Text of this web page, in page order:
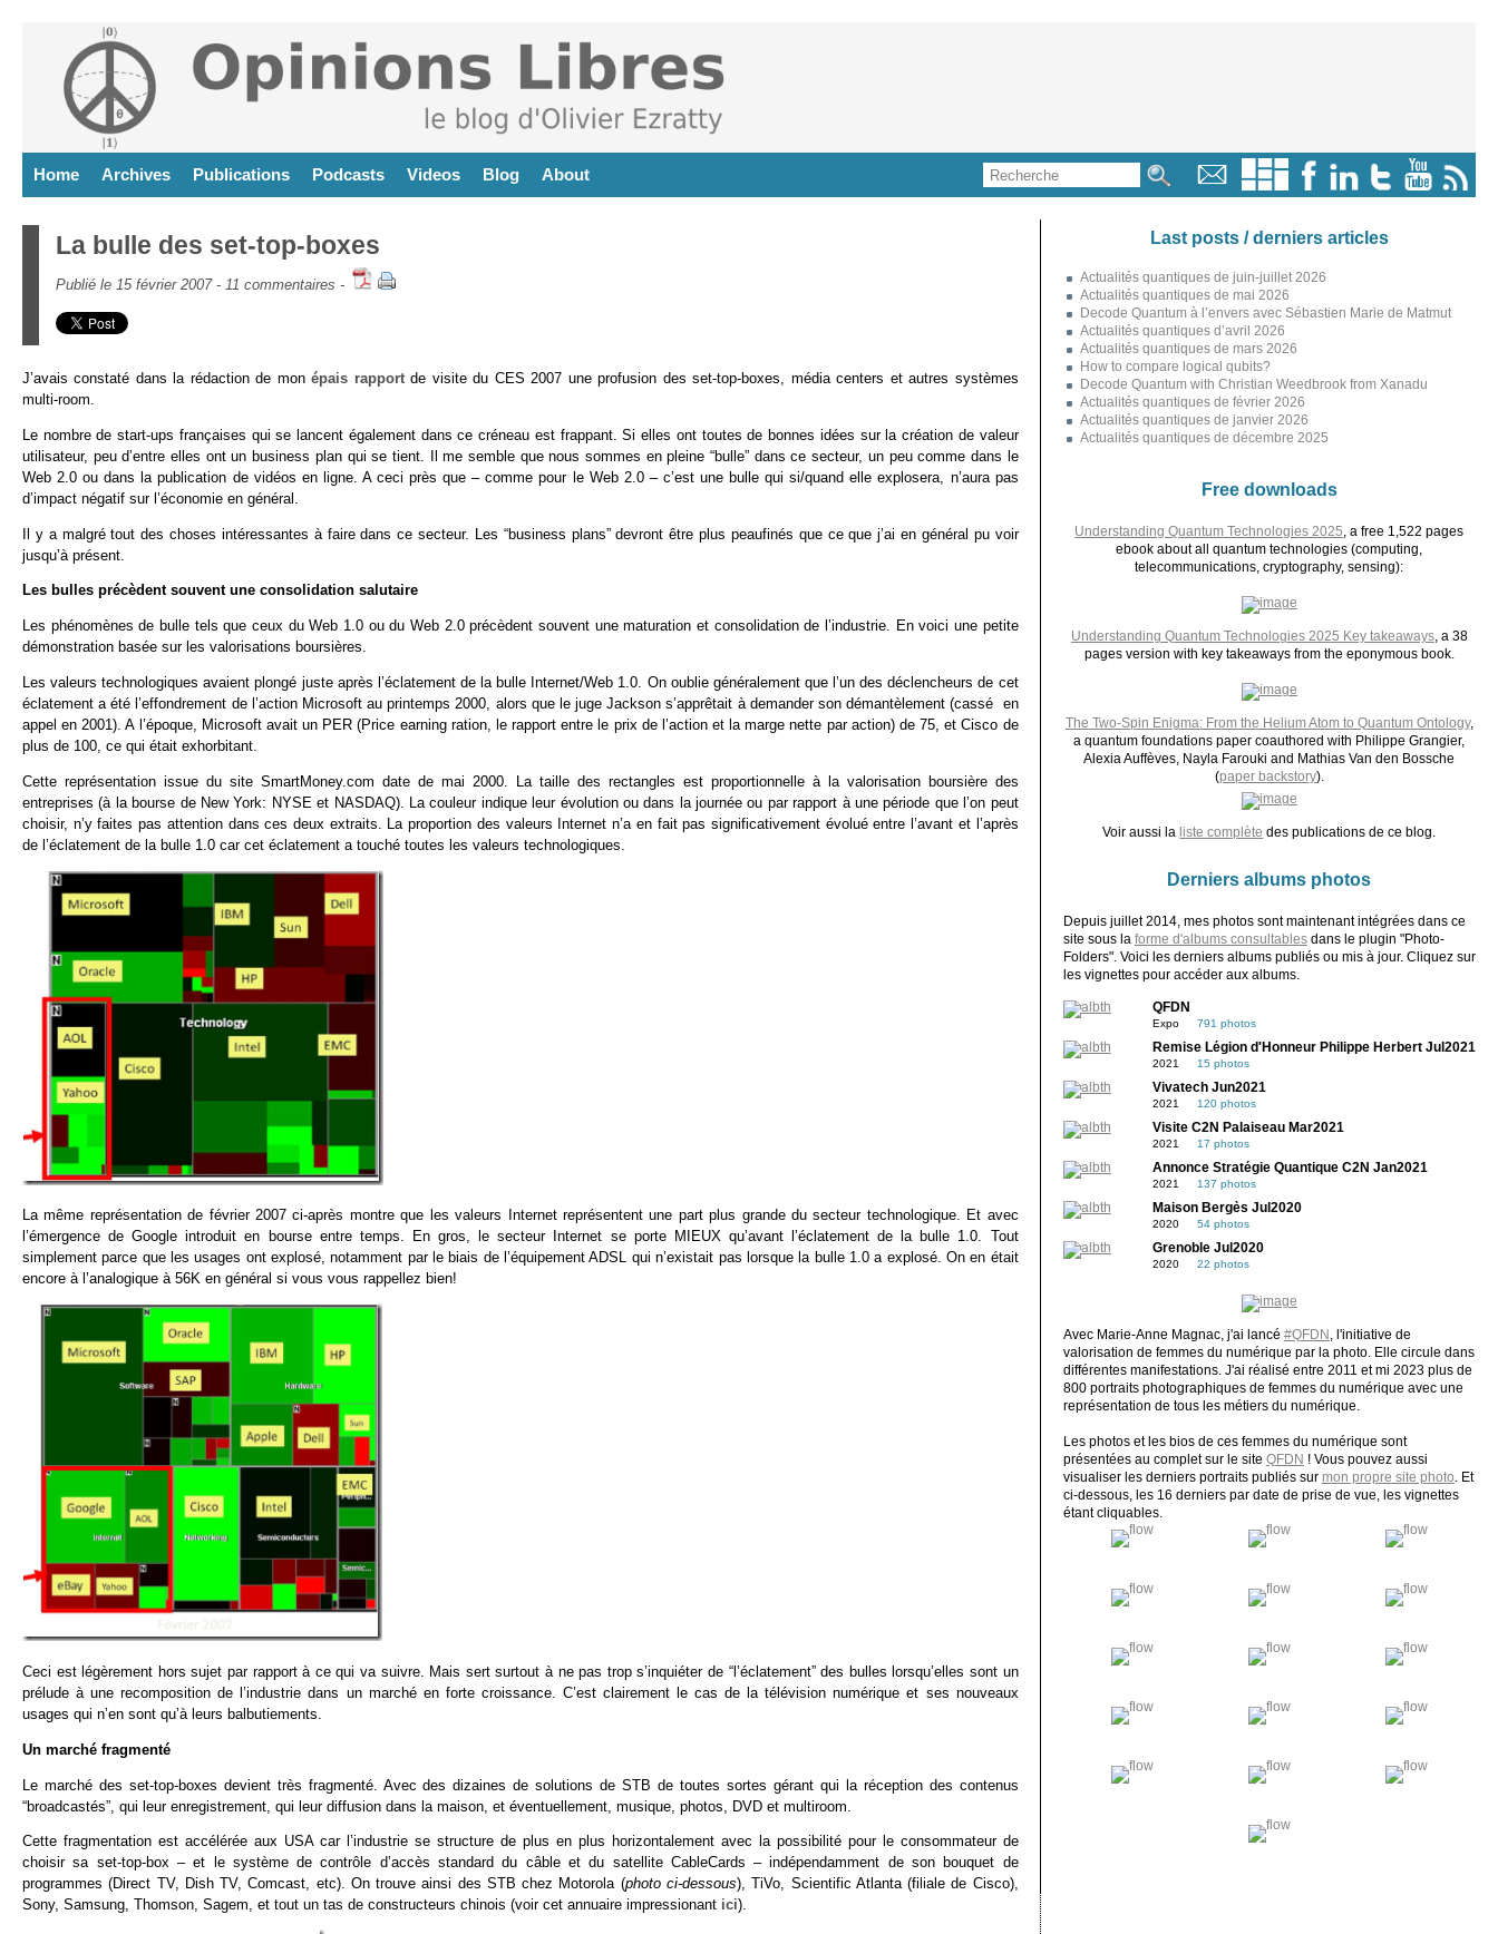
Home Archives Publications Podcasts Videos Blog About
La bulle des set-top-boxes
Publié le 15 février 2007 - 11 commentaires -
J’avais constaté dans la rédaction de monépais rapportde visite du CES 2007 une profusion des set-top-boxes, média centers et autres systèmes
multi-room.
Le nombre de start-ups françaises qui se lancent également dans ce créneau est frappant. Si elles ont toutes de bonnes idées sur la création de valeur
utilisateur, peu d’entre elles ont un business plan qui se tient. Il me semble que nous sommes en pleine “bulle” dans ce secteur, un peu comme dans le
Web 2.0 ou dans la publication de vidéos en ligne. A ceci près que – comme pour le Web 2.0 – c’est une bulle qui si/quand elle explosera, n’aura pas
d’impact négatif sur l’économie en général.
Il y a malgré tout des choses intéressantes à faire dans ce secteur. Les “business plans” devront être plus peaufinés que ce que j’ai en général pu voir
jusqu’à présent.
Les bulles précèdent souvent une consolidation salutaire
Les phénomènes de bulle tels que ceux du Web 1.0 ou du Web 2.0 précèdent souvent une maturation et consolidation de l’industrie. En voici une petite
démonstration basée sur les valorisations boursières.
Les valeurs technologiques avaient plongé juste après l’éclatement de la bulle Internet/Web 1.0. On oublie généralement que l’un des déclencheurs de cet
éclatement a été l’effondrement de l’action Microsoft au printemps 2000, alors que le juge Jackson s’apprêtait à demander son démantèlement (cassé en
appel en 2001). A l’époque, Microsoft avait un PER (Price earning ration, le rapport entre le prix de l’action et la marge nette par action) de 75, et Cisco de
plus de 100, ce qui était exhorbitant.
Cette représentation issue du site SmartMoney.com date de mai 2000. La taille des rectangles est proportionnelle à la valorisation boursière des
entreprises (à la bourse de New York: NYSE et NASDAQ). La couleur indique leur évolution ou dans la journée ou par rapport à une période que l’on peut
choisir, n’y faites pas attention dans ces deux extraits. La proportion des valeurs Internet n’a en fait pas significativement évolué entre l’avant et l’après
de l’éclatement de la bulle 1.0 car cet éclatement a touché toutes les valeurs technologiques.
La même représentation de février 2007 ci-après montre que les valeurs Internet représentent une part plus grande du secteur technologique. Et avec
l’émergence de Google introduit en bourse entre temps. En gros, le secteur Internet se porte MIEUX qu’avant l’éclatement de la bulle 1.0. Tout
simplement parce que les usages ont explosé, notamment par le biais de l’équipement ADSL qui n’existait pas lorsque la bulle 1.0 a explosé. On en était
encore à l’analogique à 56K en général si vous vous rappellez bien!
Ceci est légèrement hors sujet par rapport à ce qui va suivre. Mais sert surtout à ne pas trop s’inquiéter de “l’éclatement” des bulles lorsqu’elles sont un
prélude à une recomposition de l’industrie dans un marché en forte croissance. C’est clairement le cas de la télévision numérique et ses nouveaux
usages qui n’en sont qu’à leurs balbutiements.
Un marché fragmenté
Le marché des set-top-boxes devient très fragmenté. Avec des dizaines de solutions de STB de toutes sortes gérant qui la réception des contenus
“broadcastés”, qui leur enregistrement, qui leur diffusion dans la maison, et éventuellement, musique, photos, DVD et multiroom.
Cette fragmentation est accélérée aux USA car l’industrie se structure de plus en plus horizontalement avec la possibilité pour le consommateur de
choisir sa set-top-box – et le système de contrôle d’accès standard du câble et du satellite CableCards – indépendamment de son bouquet de
programmes (Direct TV, Dish TV, Comcast, etc). On trouve ainsi des STB chez Motorola (photo ci-dessous), TiVo, Scientific Atlanta (filiale de Cisco),
Sony, Samsung, Thomson, Sagem, et tout un tas de constructeurs chinois (voir cet annuaire impressionant ici).
Last posts / derniers articles
Actualités quantiques de juin-juillet 2026
Actualités quantiques de mai 2026
Decode Quantum à l’envers avec Sébastien Marie de Matmut
Actualités quantiques d’avril 2026
Actualités quantiques de mars 2026
How to compare logical qubits?
Decode Quantum with Christian Weedbrook from Xanadu
Actualités quantiques de février 2026
Actualités quantiques de janvier 2026
Actualités quantiques de décembre 2025
Free downloads
Understanding Quantum Technologies 2025 , a free 1,522 pages
ebook about all quantum technologies (computing,
telecommunications, cryptography, sensing):
Understanding Quantum Technologies 2025 Key takeaways, a 38
pages version with key takeaways from the eponymous book.
The Two-Spin Enigma: From the Helium Atom to Quantum Ontology,
a quantum foundations paper coauthored with Philippe Grangier,
Alexia Auffèves, Nayla Farouki and Mathias Van den Bossche
(paper backstory).
Voir aussi la liste complète des publications de ce blog.
Derniers albums photos
Depuis juillet 2014, mes photos sont maintenant intégrées dans ce
site sous la forme d'albums consultablesdans le plugin "Photo-
Folders". Voici les derniers albums publiés ou mis à jour. Cliquez sur
les vignettes pour accéder aux albums.
QFDN
Expo 791 photos
Remise Légion d'Honneur Philippe Herbert Jul2021
2021 15 photos
Vivatech Jun2021
2021 120 photos
Visite C2N Palaiseau Mar2021
2021 17 photos
Annonce Stratégie Quantique C2N Jan2021
2021 137 photos
Maison Bergès Jul2020
2020 54 photos
Grenoble Jul2020
2020 22 photos
Avec Marie-Anne Magnac, j'ai lancé #QFDN
, l'initiative de
valorisation de femmes du numérique par la photo. Elle circule dans
différentes manifestations. J'ai réalisé entre 2011 et mi 2023 plus de
800 portraits photographiques de femmes du numérique avec une
représentation de tous les métiers du numérique.
Les photos et les bios de ces femmes du numérique sont
présentées au complet sur le site QFDN ! Vous pouvez aussi
visualiser les derniers portraits publiés sur mon propre site photo . Et
ci-dessous, les 16 derniers par date de prise de vue, les vignettes
étant cliquables.